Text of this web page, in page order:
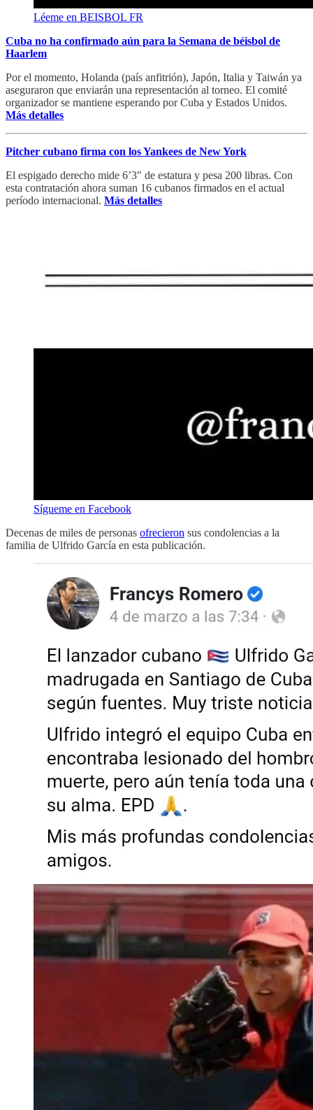
Léeme en BEISBOL FR
Cuba no ha confirmado aún para la Semana de béisbol de
Haarlem
Por el momento, Holanda (país anfitrión), Japón, Italia y Taiwán ya
aseguraron que enviarán una representación al torneo. El comité
organizador se mantiene esperando por Cuba y Estados Unidos.
Más detalles
Pitcher cubano firma con los Yankees de New York
El espigado derecho mide 6’3″ de estatura y pesa 200 libras. Con
esta contratación ahora suman 16 cubanos firmados en el actual
período internacional. Más detalles
Sígueme en Facebook
Decenas de miles de personas ofrecieron sus condolencias a la
familia de Ulfrido García en esta publicación.